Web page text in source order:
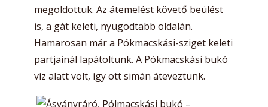
megoldottuk. Az átemelést követő beülést
is, a gát keleti, nyugodtabb oldalán.
Hamarosan már a Pókmacskási-sziget keleti
partjainál lapátoltunk. A Pókmacskási bukó
víz alatt volt, így ott simán áteveztünk.